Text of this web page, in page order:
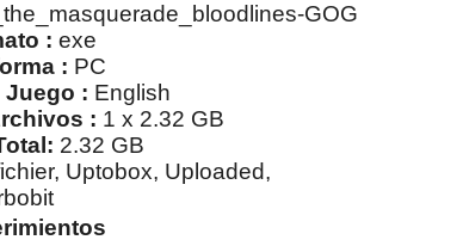
GOG
: exe
: PC
Juego : English
: 1 x 2.32 GB
2.32 GB
Uptobox, Uploaded,